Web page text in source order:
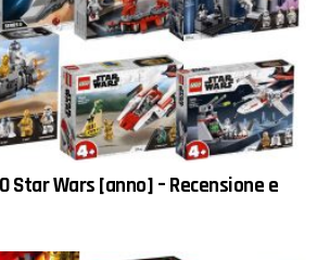
Star Wars [anno] – Recensione e